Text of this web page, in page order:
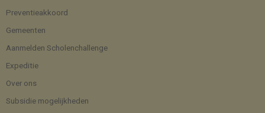
Preventieakkoord
Gemeenten
Aanmelden Scholenchallenge
Expeditie
Over ons
Subsidie mogelijkheden